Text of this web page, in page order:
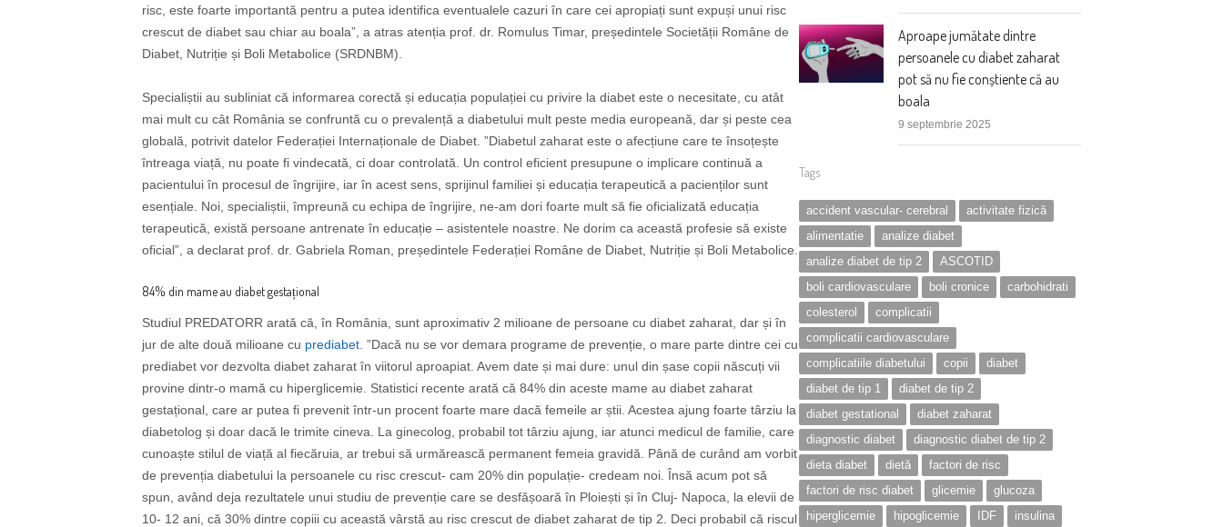
risc, este foarte importantă pentru a putea identifica eventualele cazuri în care cei apropiați sunt expuși unui risc
crescut de diabet sau chiar au boala”, a atras atenția prof. dr. Romulus Timar, președintele Societății Române de
Diabet, Nutriție și Boli Metabolice (SRDNBM).
Specialiștii au subliniat că informarea corectă și educația populației cu privire la diabet este o necesitate, cu atât
mai mult cu cât România se confruntă cu o prevalență a diabetului mult peste media europeană, dar și peste cea
globală, potrivit datelor Federației Internaționale de Diabet. ”Diabetul zaharat este o afecțiune care te însoțește
întreaga viață, nu poate fi vindecată, ci doar controlată. Un control eficient presupune o implicare continuă a
pacientului în procesul de îngrijire, iar în acest sens, sprijinul familiei și educația terapeutică a pacienților sunt
esențiale. Noi, specialiștii, împreună cu echipa de îngrijire, ne-am dori foarte mult să fie oficializată educația
terapeutică, există persoane antrenate în educație – asistentele noastre. Ne dorim ca această profesie să existe
oficial”, a declarat prof. dr. Gabriela Roman, președintele Federației Române de Diabet, Nutriție și Boli Metabolice.
84% din mame au diabet gestațional
Studiul PREDATORR arată că, în România, sunt aproximativ 2 milioane de persoane cu diabet zaharat, dar și în
jur de alte două milioane cu prediabet . ”Dacă nu se vor demara programe de prevenție, o mare parte dintre cei cu
prediabet vor dezvolta diabet zaharat în viitorul aproapiat. Avem date și mai dure: unul din șase copii născuți vii
provine dintr-o mamă cu hiperglicemie. Statistici recente arată că 84% din aceste mame au diabet zaharat
gestațional, care ar putea fi prevenit într-un procent foarte mare dacă femeile ar știi. Acestea ajung foarte târziu la
diabetolog și doar dacă le trimite cineva. La ginecolog, probabil tot târziu ajung, iar atunci medicul de familie, care
cunoaște stilul de viață al fiecăruia, ar trebui să urmărească permanent femeia gravidă. Până de curând am vorbit
de prevenția diabetului la persoanele cu risc crescut- cam 20% din populație- credeam noi. Însă acum pot să
spun, având deja rezultatele unui studiu de prevenție care se desfășoară în Ploiești și în Cluj- Napoca, la elevii de
10- 12 ani, că 30% dintre copiii cu această vârstă au risc crescut de diabet zaharat de tip 2. Deci probabil că riscul
Aproape jumătate dintre
persoanele cu diabet zaharat
pot să nu fie conștiente că au
boala
9 septembrie 2025
Tags
accident vascular- cerebral
activitate fizică
alimentatie
analize diabet
analize diabet de tip 2
ASCOTID
boli cardiovasculare
boli cronice
carbohidrati
colesterol
complicatii
complicatii cardiovasculare
complicatiile diabetului
copii
diabet
diabet de tip 1
diabet de tip 2
diabet gestational
diabet zaharat
diagnostic diabet
diagnostic diabet de tip 2
dieta diabet
dietă
factori de risc
factori de risc diabet
glicemie
glucoza
hiperglicemie
hipoglicemie IDF
insulina